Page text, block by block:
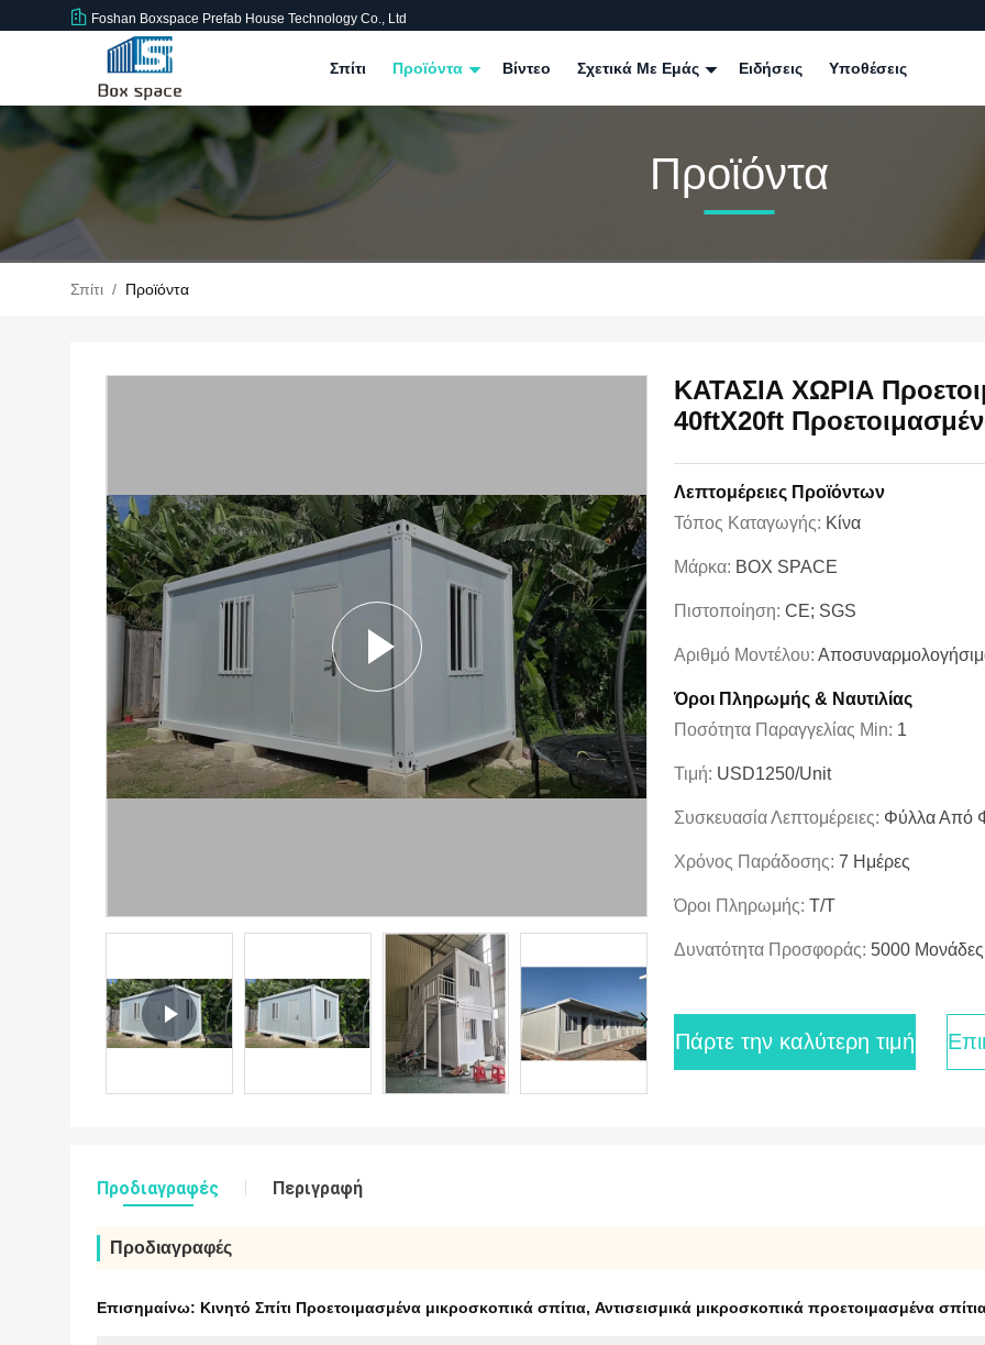
Foshan Boxspace Prefab House Technology Co., Ltd
Σπίτι Προϊόντα Βίντεο Σχετικά Με Εμάς Ειδήσεις Υποθέσεις
Προϊόντα
Σπίτι / Προϊόντα
ΚΑΤΑΣΙΑ ΧΩΡΙΑ
40ftX20ft
Λεπτομέρειες Προϊόντων
Τόπος Καταγωγής: Κίνα
Μάρκα: BOX SPACE
Πιστοποίηση: CE; SGS
Αριθμό Μοντέλου:
Όροι Πληρωμής & Ναυτιλίας
Ποσότητα Παραγγελίας Min: 1
Τιμή: USD1250/unit
Συσκευασία Λεπτομέρειες: Φύλλα Από
Χρόνος Παράδοσης: 7 Ημέρες
Όροι Πληρωμής: Τ/Τ
Δυνατότητα Προσφοράς: 5000
Πάρτε την καλύτερη τιμή
Προδιαγραφές Περιγραφή
Προδιαγραφές
Επισημαίνω: Κινητό Σπίτι Προετοιμασμένα μικροσκοπικά σπίτια, Αντισεισμικά μικροσκοπικά προετοιμασμένα